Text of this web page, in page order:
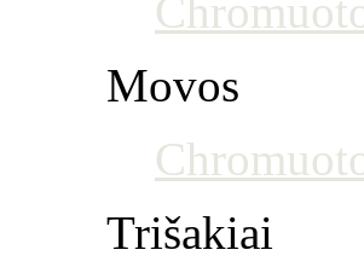
Movos
Trišakiai